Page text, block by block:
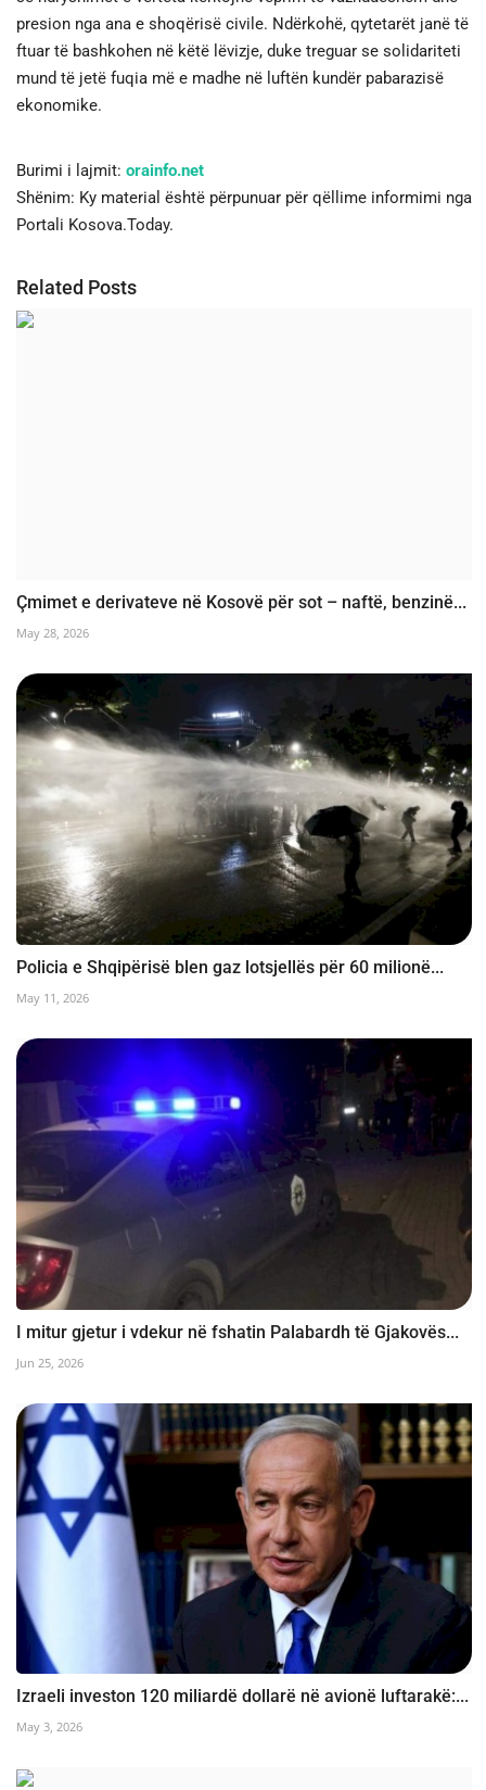
presion nga ana e shoqërisë civile. Ndërkohë, qytetarët janë të
ftuar të bashkohen në këtë lëvizje, duke treguar se solidariteti
mund të jetë fuqia më e madhe në luftën kundër pabarazisë
ekonomike.
Burimi i lajmit: orainfo.net
Shënim: Ky material është përpunuar për qëllime informimi nga
Portali Kosova.Today.
Related Posts
Çmimet e derivateve në Kosovë për sot – naftë, benzinë...
May 28, 2026
Policia e Shqipërisë blen gaz lotsjellës për 60 milionë...
May 11, 2026
I mitur gjetur i vdekur në fshatin Palabardh të Gjakovës...
Jun 25, 2026
Izraeli investon 120 miliardë dollarë në avionë luftarakë:...
May 3, 2026